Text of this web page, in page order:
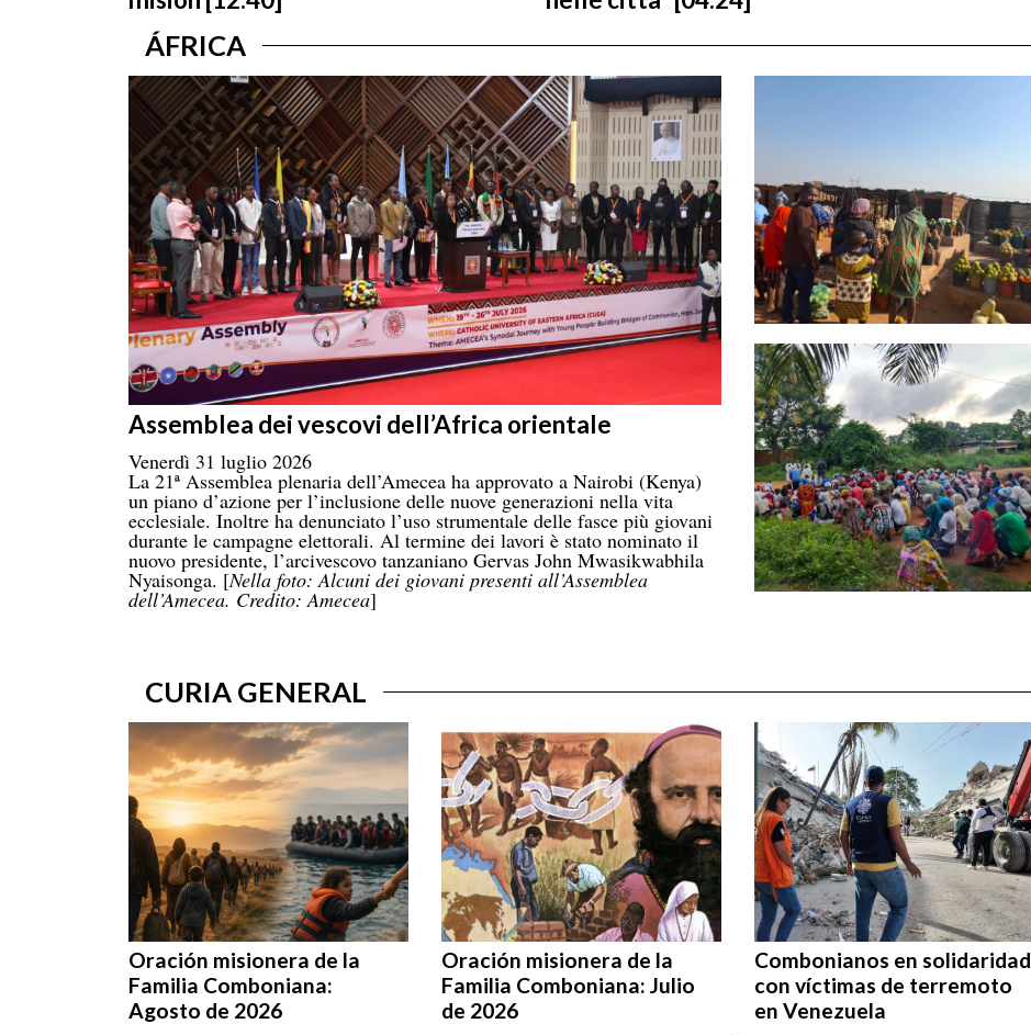
ÁFRICA
Assemblea dei vescovi dell’Africa orientale
Venerdì 31 luglio 2026
La 21ª Assemblea plenaria dell’Amecea ha approvato a Nairobi (Kenya)
un piano d’azione per l’inclusione delle nuove generazioni nella vita
ecclesiale. Inoltre ha denunciato l’uso strumentale delle fasce più giovani
durante le campagne elettorali. Al termine dei lavori è stato nominato il
nuovo presidente, l’arcivescovo tanzaniano Gervas John Mwasikwabhila
Nyaisonga. [Nella foto: Alcuni dei giovani presenti all’Assemblea
dell’Amecea. Credito: Amecea]
CURIA GENERAL
Oración misionera de la
Familia Comboniana:
Agosto de 2026
Oración misionera de la
Familia Comboniana: Julio
de 2026
Combonianos en solidaridad
con víctimas de terremoto
en Venezuela